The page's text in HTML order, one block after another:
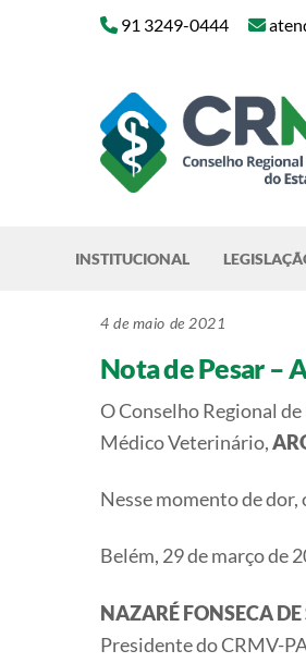
91 3249-0444
INSTITUCIONAL
4 de maio de 2021
Nota de Pesar –
O Conselho Regional
Médico Veterinário,
Nesse momento de dor,
Belém, 29 de março de
NAZARÉ FONSECA
Presidente do CRMV-